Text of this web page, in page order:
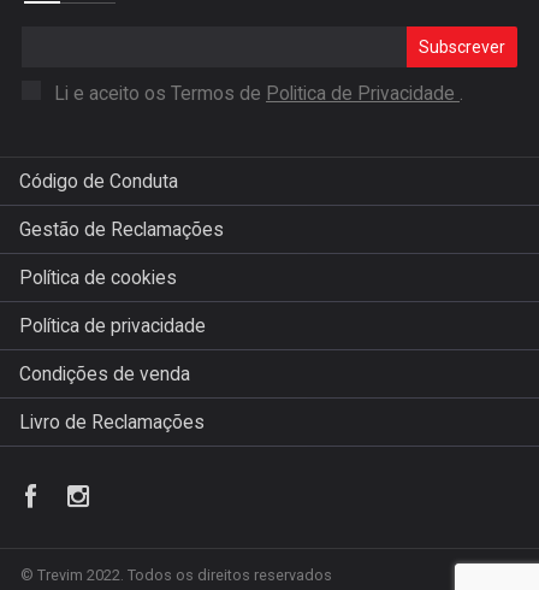
Subscrever
Li e aceito os Termos de Politica de Privacidade .
Código de Conduta
Gestão de Reclamações
Política de cookies
Política de privacidade
Condições de venda
Livro de Reclamações
© Trevim 2022. Todos os direitos reservados